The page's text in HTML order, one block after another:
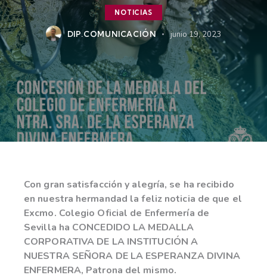
NOTICIAS
DIP.COMUNICACIÓN junio 19, 2023
Con gran satisfacción y alegría, se ha recibido
en nuestra hermandad la feliz noticia de que el
Excmo. Colegio Oficial de Enfermería de
Sevilla ha CONCEDIDO LA MEDALLA
CORPORATIVA DE LA INSTITUCIÓN A
NUESTRA SEÑORA DE LA ESPERANZA DIVINA
ENFERMERA, Patrona del mismo.